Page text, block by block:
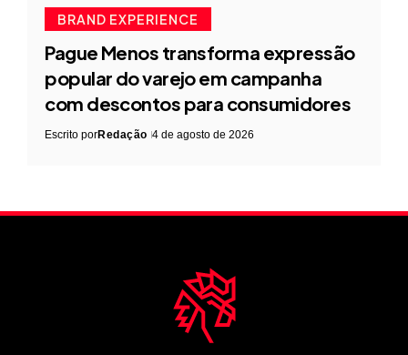
BRAND EXPERIENCE
Pague Menos transforma expressão
popular do varejo em campanha
com descontos para consumidores
Escrito porRedação 4 de agosto de 2026